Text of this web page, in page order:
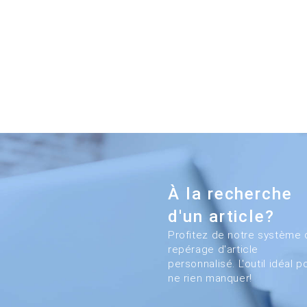
À la recherche
d'un article?
Profitez de notre système
repérage d'article
personnalisé. L'outil idéal
ne rien manquer!